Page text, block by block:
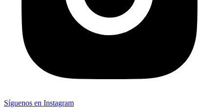
Síguenos en Instagram